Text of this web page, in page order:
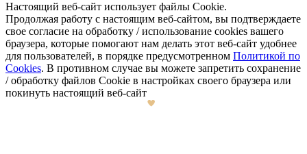
Настоящий веб-сайт использует файлы Cookie.
Продолжая работу с настоящим веб-сайтом, вы подтверждаете
свое согласие на обработку / использование cookies вашего
браузера, которые помогают нам делать этот веб-сайт удобнее
для пользователей, в порядке предусмотренном Политикой по
Cookies. В противном случае вы можете запретить сохранение
/ обработку файлов Cookie в настройках своего браузера или
покинуть настоящий веб-сайт